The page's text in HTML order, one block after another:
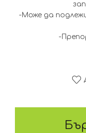
-Може да
-